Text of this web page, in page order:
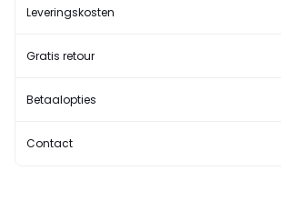
Leveringskosten
Gratis retour
Betaalopties
Contact